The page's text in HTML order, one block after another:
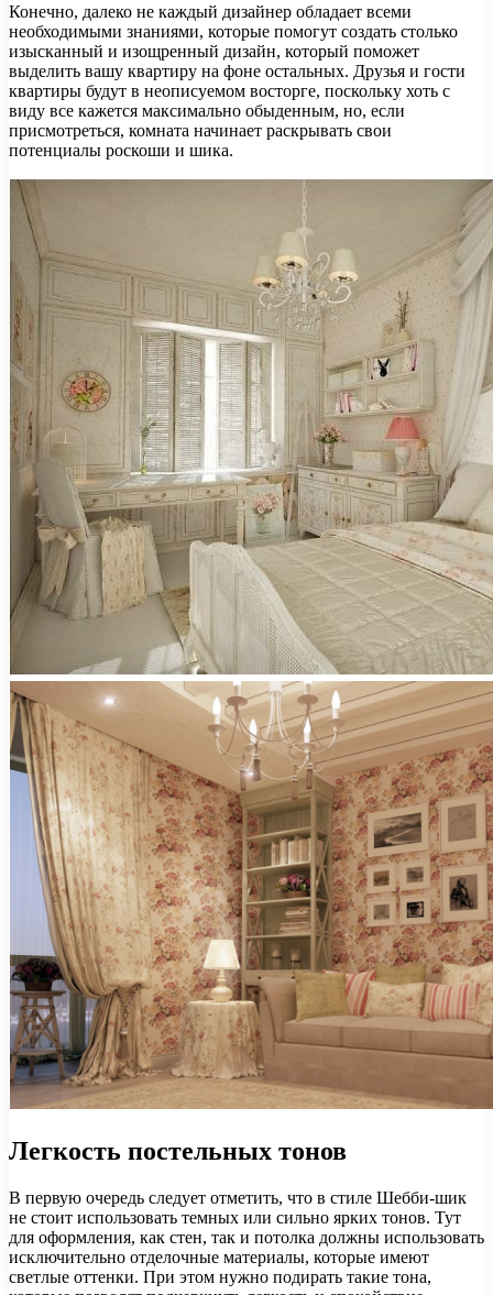
Конечно, далеко не каждый дизайнер обладает всеми
необходимыми знаниями, которые помогут создать столько
изысканный и изощренный дизайн, который поможет
выделить вашу квартиру на фоне остальных. Друзья и гости
квартиры будут в неописуемом восторге, поскольку хоть с
виду все кажется максимально обыденным, но, если
присмотреться, комната начинает раскрывать свои
потенциалы роскоши и шика.
Легкость постельных тонов
В первую очередь следует отметить, что в стиле Шебби-шик
не стоит использовать темных или сильно ярких тонов. Тут
для оформления, как стен, так и потолка должны использовать
исключительно отделочные материалы, которые имеют
светлые оттенки. При этом нужно подирать такие тона,